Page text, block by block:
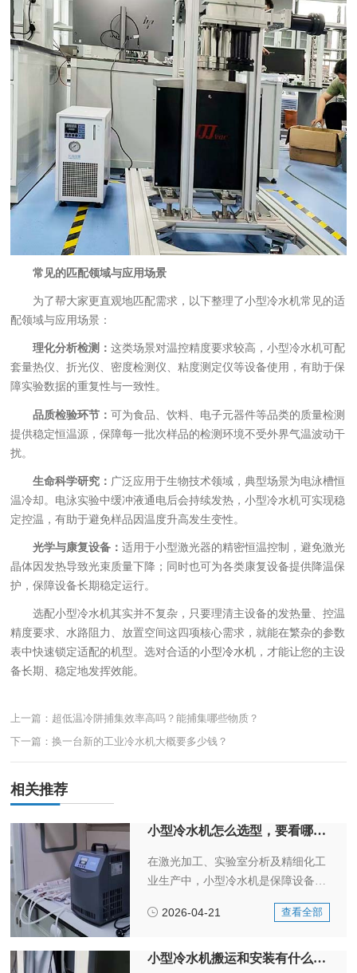
常见的匹配领域与应用场景
为了帮大家更直观地匹配需求，以下整理了小型冷水机常见的适
配领域与应用场景：
理化分析检测：这类场景对温控精度要求较高，小型冷水机可配
套量热仪、折光仪、密度检测仪、粘度测定仪等设备使用，有助于保
障实验数据的重复性与一致性。
品质检验环节：可为食品、饮料、电子元器件等品类的质量检测
提供稳定恒温源，保障每一批次样品的检测环境不受外界气温波动干
扰。
生命科学研究： 广泛应用于生物技术领域，典型场景为电泳槽恒
温冷却。电泳实验中缓冲液通电后会持续发热，小型冷水机可实现稳
定控温，有助于避免样品因温度升高发生变性。
光学与康复设备：适用于小型激光器的精密恒温控制，避免激光
晶体因发热导致光束质量下降；同时也可为各类康复设备提供降温保
护，保障设备长期稳定运行。
选配小型冷水机其实并不复杂，只要理清主设备的发热量、控温
精度要求、水路阻力、放置空间这四项核心需求，就能在繁杂的参数
表中快速锁定适配的机型。选对合适的小型冷水机 ，才能让您的主设
备长期、稳定地发挥效能。
上一篇：超低温冷阱捕集效率高吗？能捕集哪些物质？
下一篇：换一台新的工业冷水机大概要多少钱？
相关推荐
小型冷水机怎么选型，要看哪些参数？
在激光加工、实验室分析及精细化工
业生产中，小型冷水机是保障设备稳
选型时只看“功率”和“价格”，结果买
导致激光头烧坏、实验数据作废。其
2026-04-21 查看全部
小型冷水机搬运和安装有什么注意事项？